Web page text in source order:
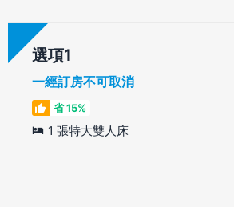
選項
一經訂房不可取消
省 15%
1 張特大雙人床